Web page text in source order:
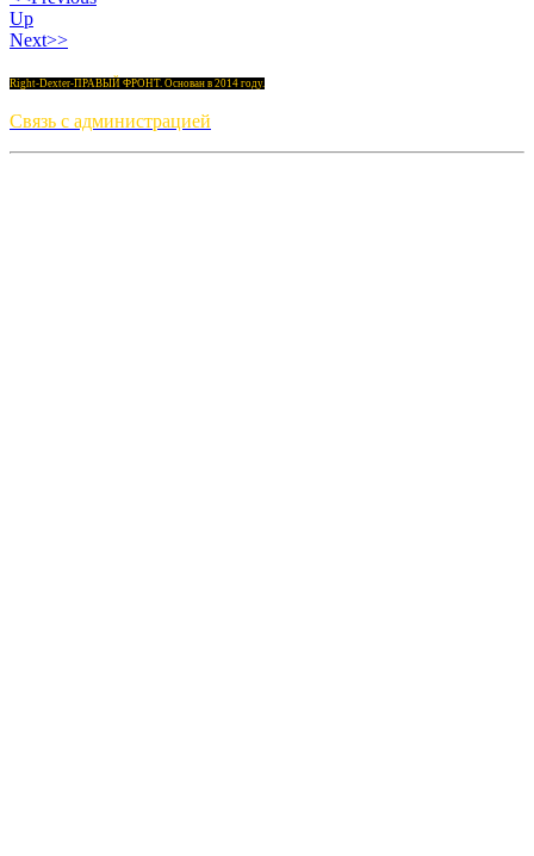
Up
Next>>
Right-Dexter-ПРАВЫЙ ФРОНТ. Основан в 2014 году.
Связь с администрацией